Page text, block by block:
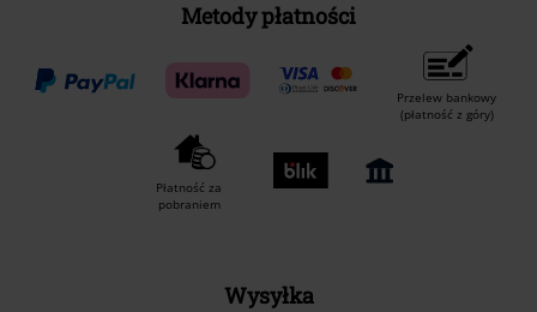
Metody płatności
Przelew bankowy
(płatność z góry)
Płatność za
pobraniem
Wysyłka